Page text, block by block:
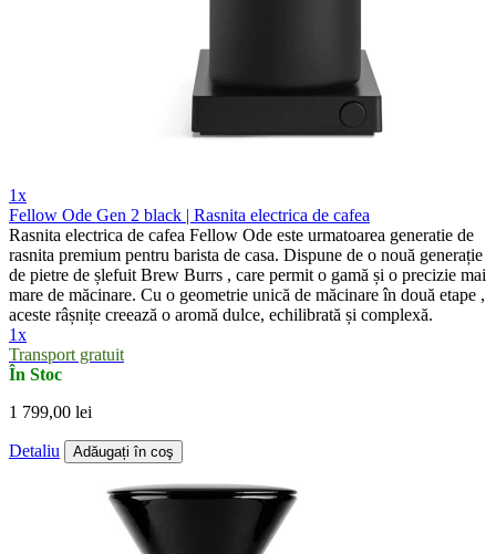
1x
Fellow Ode Gen 2 black | Rasnita electrica de cafea
Rasnita electrica de cafea Fellow Ode este urmatoarea generatie de
rasnita premium pentru barista de casa. Dispune de o nouă generație
de pietre de șlefuit Brew Burrs , care permit o gamă și o precizie mai
mare de măcinare. Cu o geometrie unică de măcinare în două etape ,
aceste râșnițe creează o aromă dulce, echilibrată și complexă.
1x
Transport gratuit
În Stoc
1 799,00 lei
Detaliu Adăugați în coş